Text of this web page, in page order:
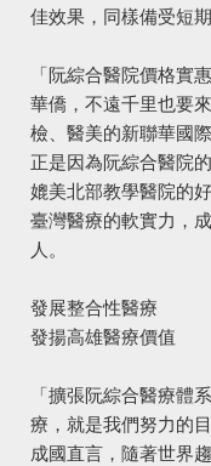
佳效果，同樣備受短
「阮綜合醫院價格實
華僑，不遠千里也要
檢、醫美的新聯華國
正是因為阮綜合醫院
媲美北部教學醫院的
臺灣醫療的軟實力，
人。
發展整合性醫療
發揚高雄醫療價值
「擴張阮綜合醫療體
療，就是我們努力的
成國直言，隨著世界